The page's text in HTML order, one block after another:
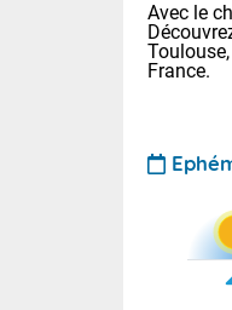
Avec le
France.